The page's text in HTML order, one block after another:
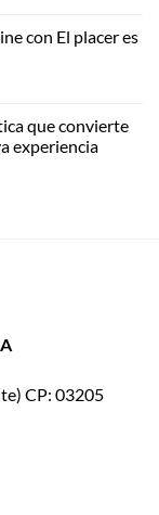
con El placer es
que convierte
experiencia
CP: 03205